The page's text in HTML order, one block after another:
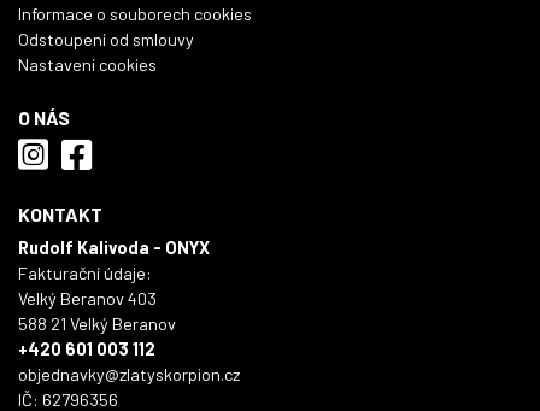
Informace o souborech cookies
Odstoupení od smlouvy
Nastavení cookies
O NÁS
KONTAKT
Rudolf Kalivoda - ONYX
Fakturační údaje:
Velký Beranov 403
588 21 Velký Beranov
+420 601 003 112
objednavky@zlatyskorpion.cz
IČ: 62796356